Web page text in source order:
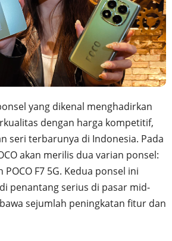
yang dikenal menghadirkan
dengan harga kompetitif,
seri terbarunya di Indonesia. Pada
akan merilis dua varian ponsel:
POCO F7 5G. Kedua ponsel ini
penantang serius di pasar mid-
sejumlah peningkatan fitur dan